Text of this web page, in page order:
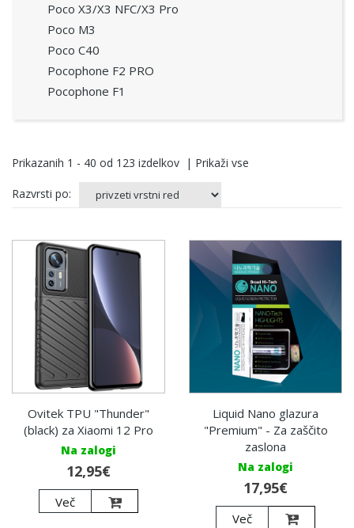
Poco X3/X3 NFC/X3 Pro
Poco M3
Poco C40
Pocophone F2 PRO
Pocophone F1
Prikazanih 1 - 40 od 123 izdelkov | Prikaži vse
Razvrsti po:
Ovitek TPU "Thunder"
(black) za Xiaomi 12 Pro
Na zalogi
12,95€
Več
Liquid Nano glazura
"Premium" - Za zaščito
zaslona
Na zalogi
17,95€
Več